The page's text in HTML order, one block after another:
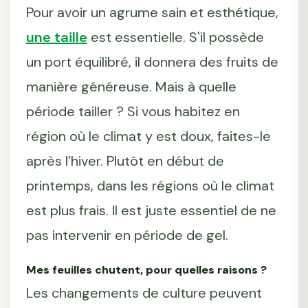
Pour avoir un agrume sain et esthétique,
une taille est essentielle. S'il possède
un port équilibré, il donnera des fruits de
manière généreuse. Mais à quelle
période tailler ? Si vous habitez en
région où le climat y est doux, faites-le
après l’hiver. Plutôt en début de
printemps, dans les régions où le climat
est plus frais. Il est juste essentiel de ne
pas intervenir en période de gel.
Mes feuilles chutent, pour quelles raisons ?
Les changements de culture peuvent